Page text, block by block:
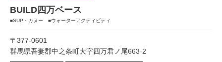
BUILD四万ベース
■SUP・カヌー ■ウォーターアクティビティ
〒377-0601
群馬県吾妻郡中之条町大字四万君ノ尾663-2